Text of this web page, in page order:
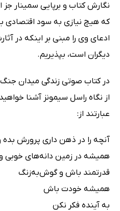
نگارش کتاب و برپایی سمینار
که هیچ نیازی به سود اقتصادی
ادعای وی را مبنی بر اینکه در
دیگران است، بپذیریم.
در کتاب صوتی زندگی میدان
از نگاه راسل سیمونز آشنا
عبارتند از:
آنچه را در ذهن داری پرورش
همیشه در زمین دانه‌های خوبی و
قدرتمند باش و گوش‌به‌زنگ
همیشه خودت باش
به آینده فکر نکن